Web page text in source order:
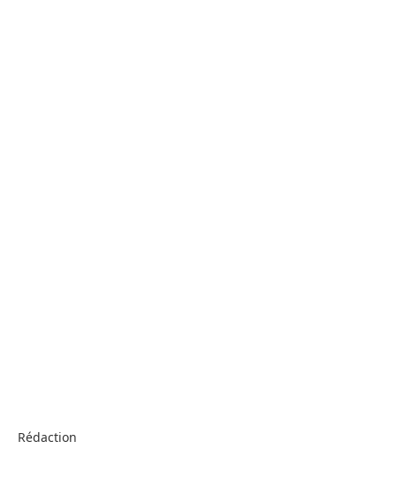
Rédaction